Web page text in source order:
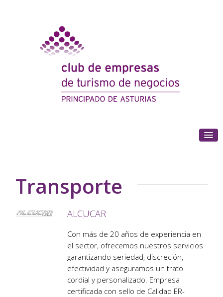
Transporte
ALCUCAR
Con más de 20 años de experiencia en
el sector, ofrecemos nuestros servicios
garantizando seriedad, discreción,
efectividad y aseguramos un trato
cordial y personalizado. Empresa
certificada con sello de Calidad ER-